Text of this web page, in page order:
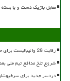
مقابل بلژیک دست و پا
رقابت 28 والیبالیست برای حضور در لیست نهائی تیم ملی
شروع تلخ مدافع تیم ملی
دردسر جدید برای